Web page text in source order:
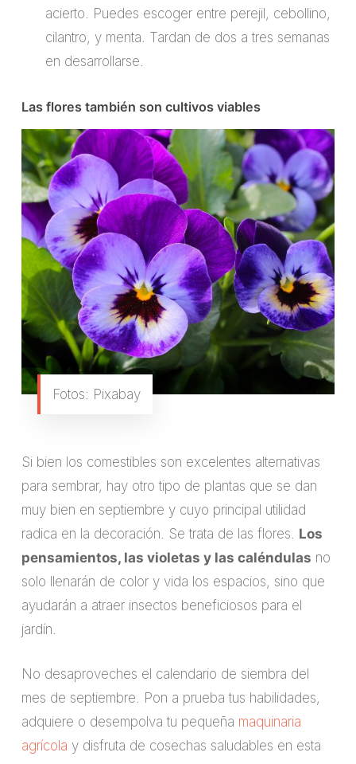
acierto. Puedes escoger entre perejil, cebollino,
cilantro, y menta. Tardan de dos a tres semanas
en desarrollarse.
Las flores también son cultivos viables
Fotos: Pixabay
Si bien los comestibles son excelentes alternativas
para sembrar, hay otro tipo de plantas que se dan
muy bien en septiembre y cuyo principal utilidad
radica en la decoración. Se trata de las flores. Los
pensamientos, las violetas y las caléndulas no
solo llenarán de color y vida los espacios, sino que
ayudarán a atraer insectos beneficiosos para el
jardín.
No desaproveches el calendario de siembra del
mes de septiembre. Pon a prueba tus habilidades,
adquiere o desempolva tu pequeña maquinaria
agrícola y disfruta de cosechas saludables en esta